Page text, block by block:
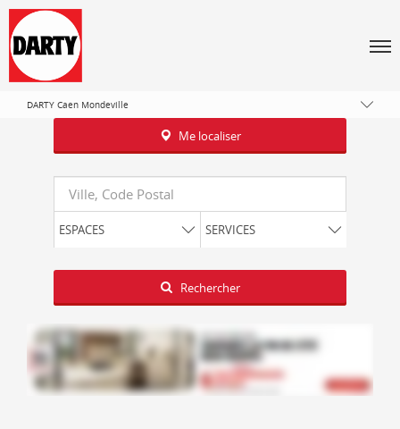
Normandie
Calvados
Mondeville
DARTY Caen Mondeville
Me localiser
Requête
ESPACES SERVICES
Latitude
Longitude
Rechercher